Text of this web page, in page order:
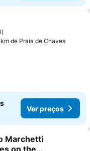
aos favoritos
de Praia de Chaves
Ver preços
aos favoritos
Marchetti
on the